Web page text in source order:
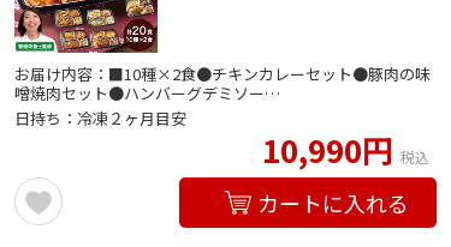
お届け内容：■10種×2食●チキンカレーセット●豚肉の味
噌焼肉セット●ハンバーグデミソー…
日持ち：冷凍２ヶ月目安
10,990円 税込
カートに入れる